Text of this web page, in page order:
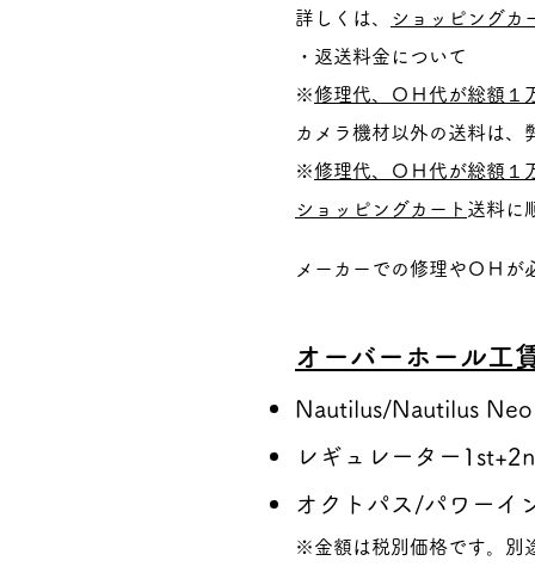
詳しくは、
ショッピングカ
・返送料金について
※修理代、ＯＨ代が総額１
カメラ機材以外の送料は、
※修理代、ＯＨ代が総額１
ショッピングカート 送料に
メーカーでの修理やＯＨ
オーバーホール工
Nautilus/Nautilus
レギュレーター
オクトパス/パワー
※金額は税別価格です。別